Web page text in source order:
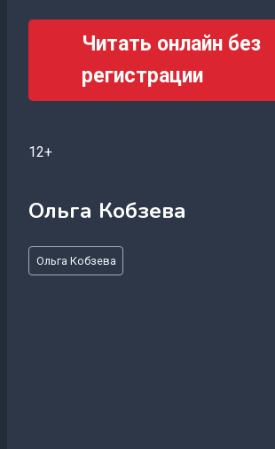
Читать онлайн без
регистрации
12+
Ольга Кобзева
Метки
записи:
Ольга Кобзева